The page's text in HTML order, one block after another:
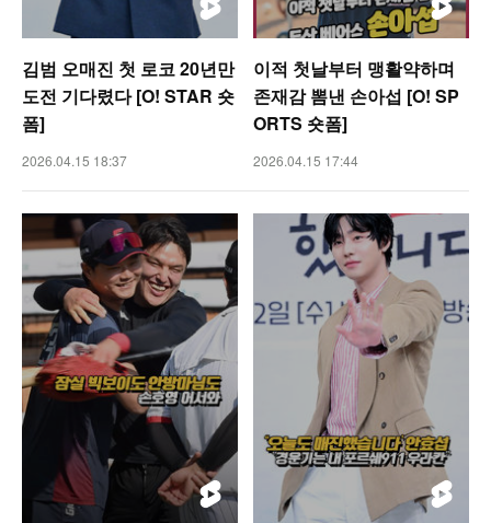
김범 오매진 첫 로코 20년만
도전 기다렸다 [O! STAR 숏
폼]
2026.04.15 18:37
이적 첫날부터 맹활약하며
존재감 뽐낸 손아섭 [O! SP
ORTS 숏폼]
2026.04.15 17:44